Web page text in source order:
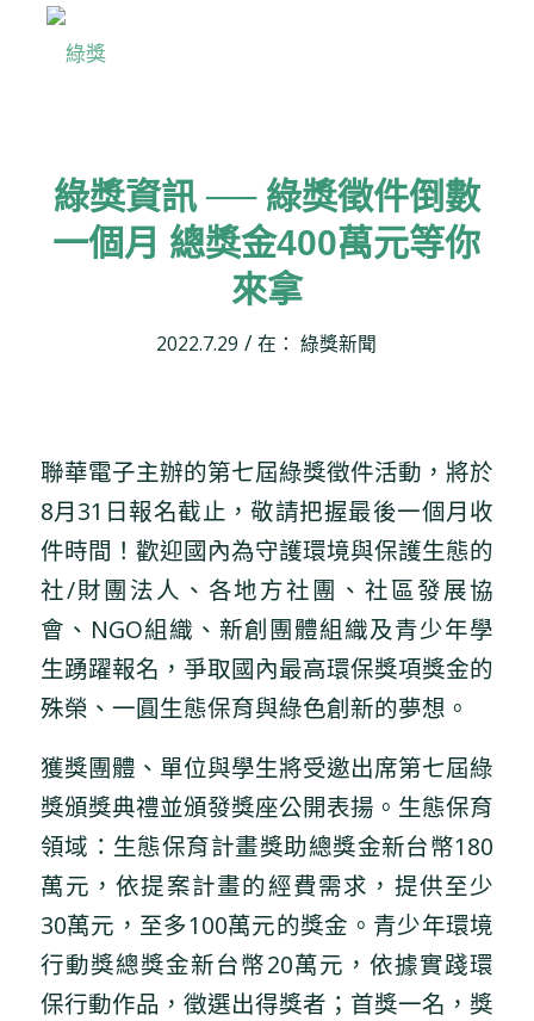
綠獎資訊 ── 綠獎徵件倒數
一個月 總獎金400萬元等你
來拿
2022.7.29 / 在：綠獎新聞
聯華電子主辦的第七屆綠獎徵件活動，將於
8月31日報名截止，敬請把握最後一個月收
件時間！歡迎國內為守護環境與保護生態的
社/財團法人、各地方社團、社區發展協
會、NGO組織、新創團體組織及青少年學
生踴躍報名，爭取國內最高環保獎項獎金的
殊榮、一圓生態保育與綠色創新的夢想。
獲獎團體、單位與學生將受邀出席第七屆綠
獎頒獎典禮並頒發獎座公開表揚。生態保育
領域：生態保育計畫獎助總獎金新台幣180
萬元，依提案計畫的經費需求，提供至少
30萬元，至多100萬元的獎金。青少年環境
行動獎總獎金新台幣20萬元，依據實踐環
保行動作品，徵選出得獎者；首獎一名，獎